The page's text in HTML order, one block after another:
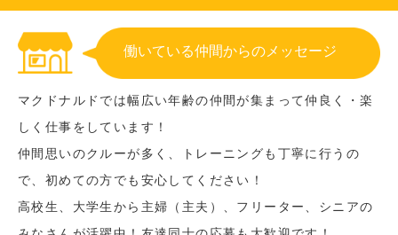
働いている仲間からのメッセージ
マクドナルドでは幅広い年齢の仲間が集まって仲良く・楽
しく仕事をしています！
仲間思いのクルーが多く、トレーニングも丁寧に行うの
で、初めての方でも安心してください！
高校生、大学生から主婦（主夫）、フリーター、シニアの